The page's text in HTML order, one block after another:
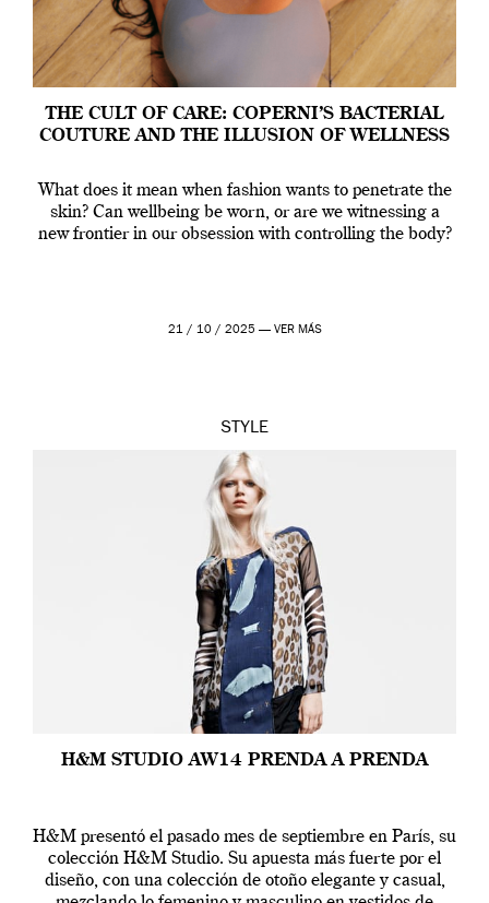
THE CULT OF CARE: COPERNI’S BACTERIAL
COUTURE AND THE ILLUSION OF WELLNESS
What does it mean when fashion wants to penetrate the
skin? Can wellbeing be worn, or are we witnessing a
new frontier in our obsession with controlling the body?
21 / 10 / 2025 — VER MÁS
STYLE
H&M STUDIO AW14 PRENDA A PRENDA
H&M presentó el pasado mes de septiembre en París, su
colección H&M Studio. Su apuesta más fuerte por el
diseño, con una colección de otoño elegante y casual,